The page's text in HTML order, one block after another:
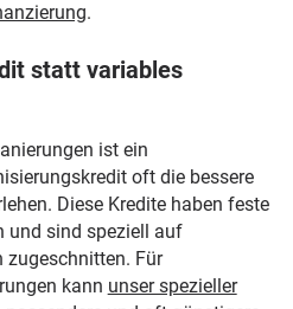
.
statt variables
ist ein
oft die bessere
Diese Kredite haben feste
und sind speziell auf
zugeschnitten. Für
kann unser spezieller